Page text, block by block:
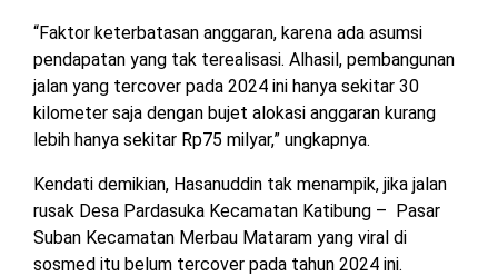
“Faktor keterbatasan anggaran, karena ada asumsi
pendapatan yang tak terealisasi. Alhasil, pembangunan
jalan yang tercover pada 2024 ini hanya sekitar 30
kilometer saja dengan bujet alokasi anggaran kurang
lebih hanya sekitar Rp75 milyar,” ungkapnya.
Kendati demikian, Hasanuddin tak menampik, jika jalan
rusak Desa Pardasuka Kecamatan Katibung – Pasar
Suban Kecamatan Merbau Mataram yang viral di
sosmed itu belum tercover pada tahun 2024 ini.